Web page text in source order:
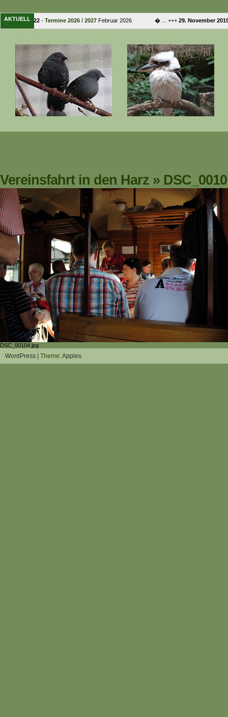
AKTUELL
Februar 2022- Termine 2026 / 2027Februar 2026 � ... +++29. November 2019
Vereinsfahrt in den Harz » DSC_0010
DSC_00104.jpg
WordPress | Theme:Apples